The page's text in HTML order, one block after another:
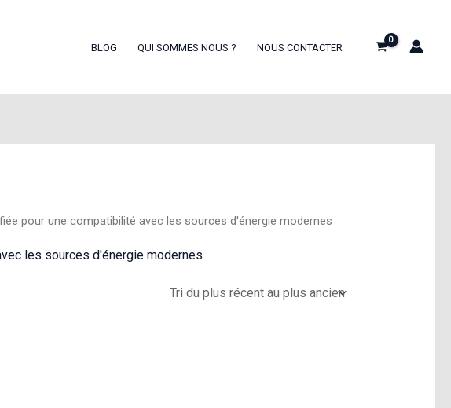
BLOG QUI SOMMES NOUS ? NOUS CONTACTER
pour une compatibilité avec les sources d'énergie modernes
les sources d'énergie modernes